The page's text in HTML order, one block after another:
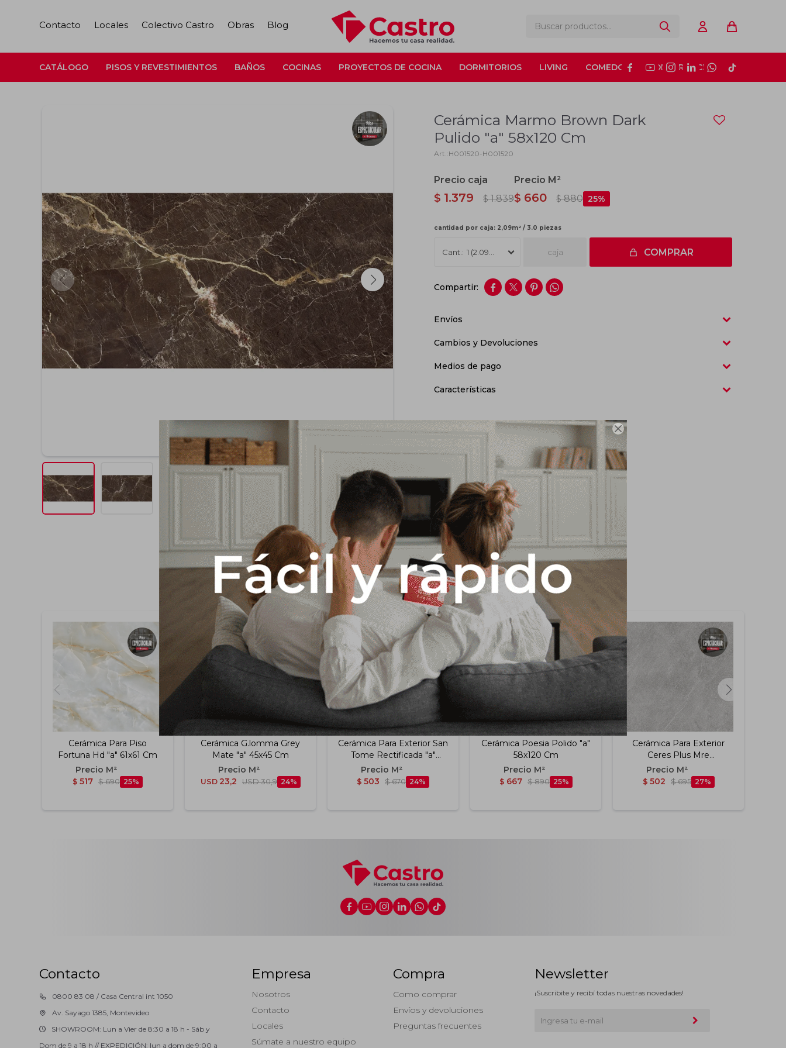

CATÁLOGO PISOS Y REVESTIMIENTOS BAÑOS COCINAS PROYECTOS DE COCINA DORMITORIOS LIVING COMEDOR CONSTRUCCIÓN
     
Contacto Locales Colectivo Castro Obras Blog
Cerámica Marmo Brown Dark
Pulido "a" 58x120 Cm
H001520-H001520
$ 1.379 $ 1.839$ 660 $880 25
cantidad por caja: 2,09m² / 3.0 piezas
1 (2.09m2) caja COMPRAR
   
Envíos
Cambios y Devoluciones
Medios de pago
Características
Productos que te pueden interesar
Cerámica Para Piso
Fortuna Hd "a" 61x61 Cm
$ 517 $ 690 25
Cerámica G.lomma Grey
Mate "a" 45x45 Cm
USD 23,2 USD 30,9 24
Cerámica Para Exterior San
Tome Rectificada "a"
68x68 Cm
$ 503 $ 670 24
Cerámica Poesia Polido "a"
58x120 Cm
$ 667 $ 890 25
Cerámica Para Exterior
Ceres Plus Mre
Rectificado Hd "a" 84x84
Cm
$ 502 $ 695 27
     
Contacto
0800 83 08 / Casa Central int 1050
Av. Sayago 1385, Montevideo
SHOWROOM: Lun a Vier de 8:30 a 18 h - Sáb y
Dom de 9 a 18 h // EXPEDICIÓN: lun a dom de 9:00 a
Empresa
Nosotros
Contacto
Locales
Súmate a nuestro equipo
Compra
Como comprar
Envíos y devoluciones
Preguntas frecuentes
Newsletter
¡Suscribite y recibí todas nuestras novedades!